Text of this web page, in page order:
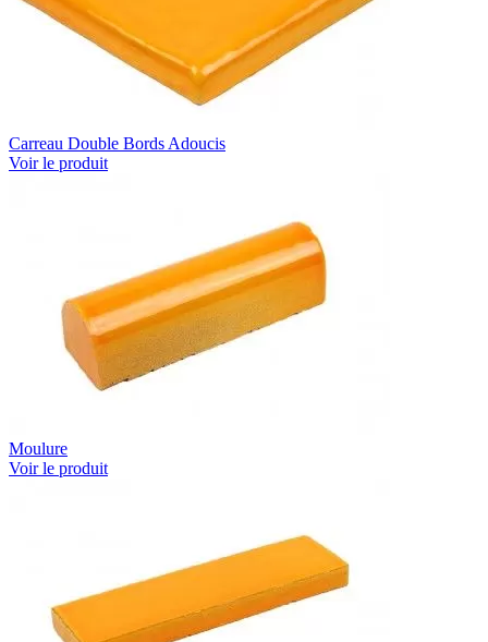
Carreau Double Bords Adoucis
Voir le produit
Moulure
Voir le produit